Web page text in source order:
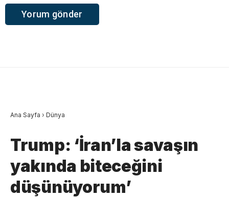
Ana Sayfa › Dünya
Trump: ‘İran’la savaşın
yakında biteceğini
düşünüyorum’